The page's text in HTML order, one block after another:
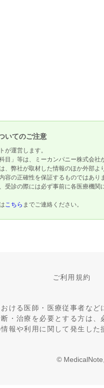
いてのご注意
が運営します。
目」等は、ミーカンパニー株式会
、弊社が取材した情報のほか外部
容の正確性を保証するものではあり
受診の際には必ず事前に各医療機
こちら までご連絡ください。
ご利用規約
ける医師・医療従事者な
・治療を必要とする方は
報や利用に関して発生し
©